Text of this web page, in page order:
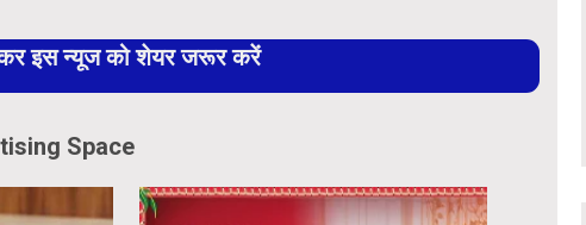
इस न्यूज को शेयर जरूर करें
Space